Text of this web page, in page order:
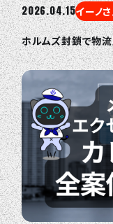
2026.04.15イーノ
ホルムズ封鎖で物